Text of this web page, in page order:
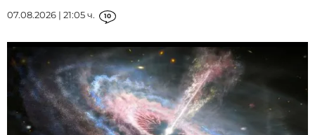
07.08.2026 | 21:05 ч. 10